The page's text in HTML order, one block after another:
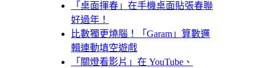
「桌面揮春」在手機桌面貼張春聯
好過年！
比數獨更燒腦！「Garam」算數邏
輯連動填空遊戲
「關燈看影片」在 YouTube、